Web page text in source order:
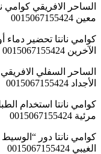
الساحر الافريقي
معين 0015067155424
كوامي نانتا تحضير
الآخرين 0015067155424
الساحر السفلي
الأجداد 0015067155424
كوامي نانتا استخدام
مرئية 0015067155424
كوامي نانتا دور “الوسيط
الغيبي 0015067155424